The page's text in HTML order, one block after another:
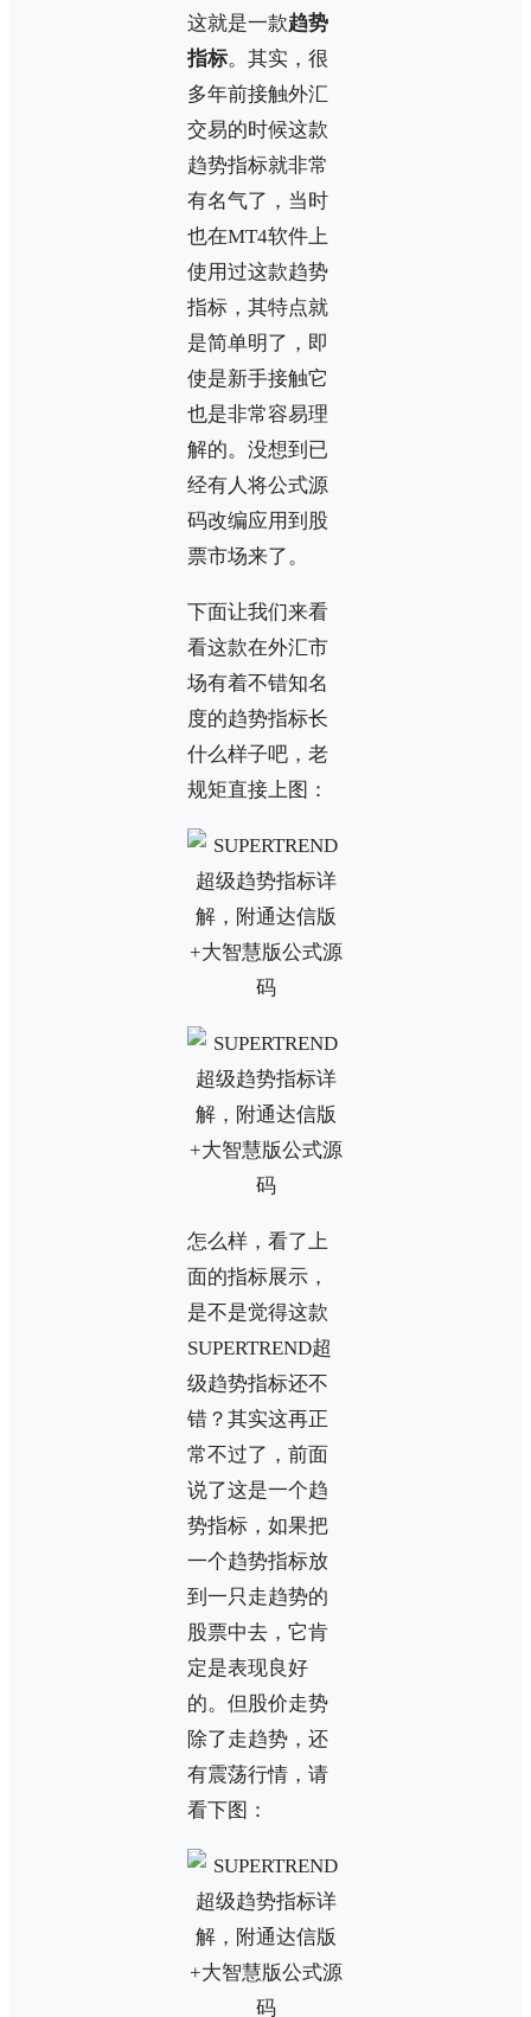
这就是一款趋势
指标。其实，很
多年前接触外汇
交易的时候这款
趋势指标就非常
有名气了，当时
也在MT4软件上
使用过这款趋势
指标，其特点就
是简单明了，即
使是新手接触它
也是非常容易理
解的。没想到已
经有人将公式源
码改编应用到股
票市场来了。
下面让我们来看
看这款在外汇市
场有着不错知名
度的趋势指标长
什么样子吧，老
规矩直接上图：
怎么样，看了上
面的指标展示，
是不是觉得这款
SUPERTREND超
级趋势指标还不
错？其实这再正
常不过了，前面
说了这是一个趋
势指标，如果把
一个趋势指标放
到一只走趋势的
股票中去，它肯
定是表现良好
的。但股价走势
除了走趋势，还
有震荡行情，请
看下图：